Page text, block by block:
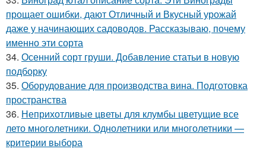
прощает ошибки, дают Отличный и Вкусный урожай
даже у начинающих садоводов. Рассказываю, почему
именно эти сорта
34. Осенний сорт груши. Добавление статьи в новую
подборку
35. Оборудование для производства вина. Подготовка
пространства
36. Неприхотливые цветы для клумбы цветущие все
лето многолетники. Однолетники или многолетники —
критерии выбора